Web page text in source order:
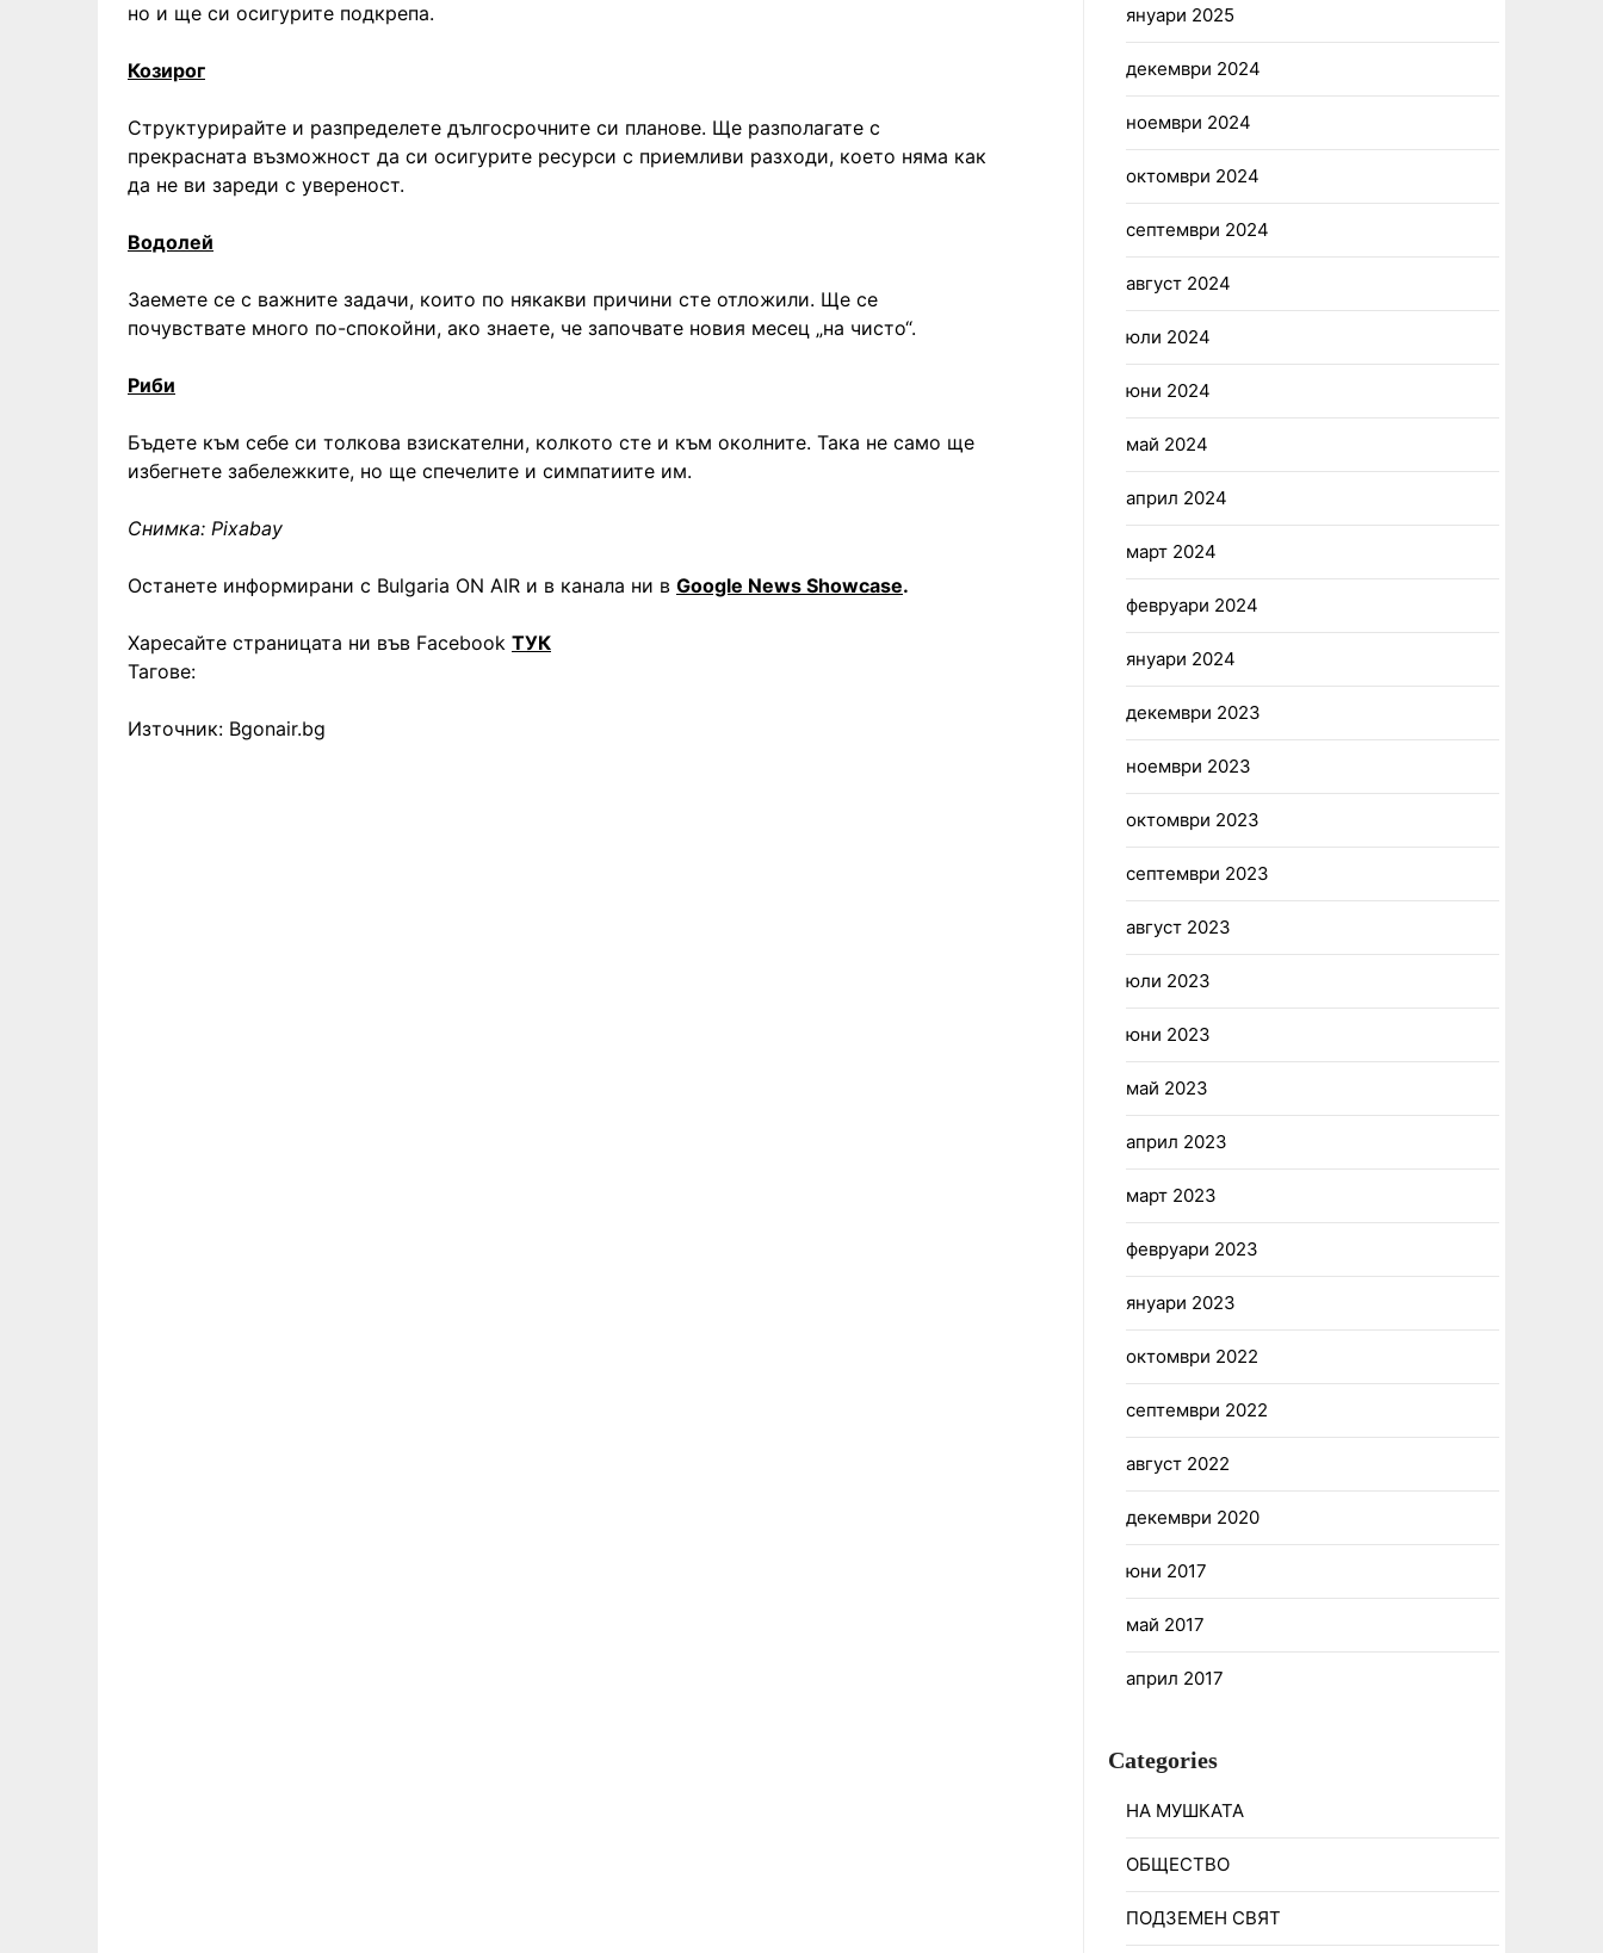
но и ще си осигурите подкрепа.
Козирог
Структурирайте и разпределете дългосрочните си планове. Ще разполагате с
прекрасната възможност да си осигурите ресурси с приемливи разходи, което няма как
да не ви зареди с увереност.
Водолей
Заемете се с важните задачи, които по някакви причини сте отложили. Ще се
почувствате много по-спокойни, ако знаете, че започвате новия месец „на чисто“.
Риби
Бъдете към себе си толкова взискателни, колкото сте и към околните. Така не само ще
избегнете забележките, но ще спечелите и симпатиите им.
Снимка: Pixabay
Останете информирани с Bulgaria ON AIR и в канала ни в Google News Showcase.
Харесайте страницата ни във Facebook ТУК
Тагове:
Източник: Bgonair.bg
януари 2025
декември 2024
ноември 2024
октомври 2024
септември 2024
август 2024
юли 2024
юни 2024
май 2024
април 2024
март 2024
февруари 2024
януари 2024
декември 2023
ноември 2023
октомври 2023
септември 2023
август 2023
юли 2023
юни 2023
май 2023
април 2023
март 2023
февруари 2023
януари 2023
октомври 2022
септември 2022
август 2022
декември 2020
юни 2017
май 2017
април 2017
Categories
НА МУШКАТА
ОБЩЕСТВО
ПОДЗЕМЕН СВЯТ